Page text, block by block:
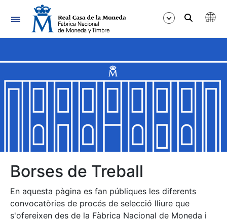
Navegació
Mostra/Amaga
Mostra/Amaga
Mostra/Amaga
Mostra/Amaga
Borses de Treball
En aquesta pàgina es fan públiques les diferents
convocatòries de procés de selecció lliure que
s'ofereixen des de la Fàbrica Nacional de Moneda i